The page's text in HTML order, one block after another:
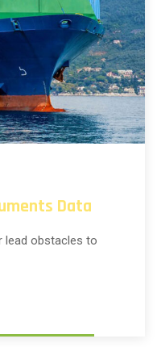
Data
lead obstacles to